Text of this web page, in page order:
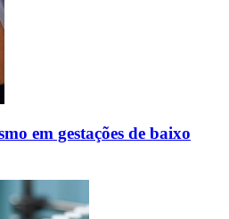
em gestações de baixo